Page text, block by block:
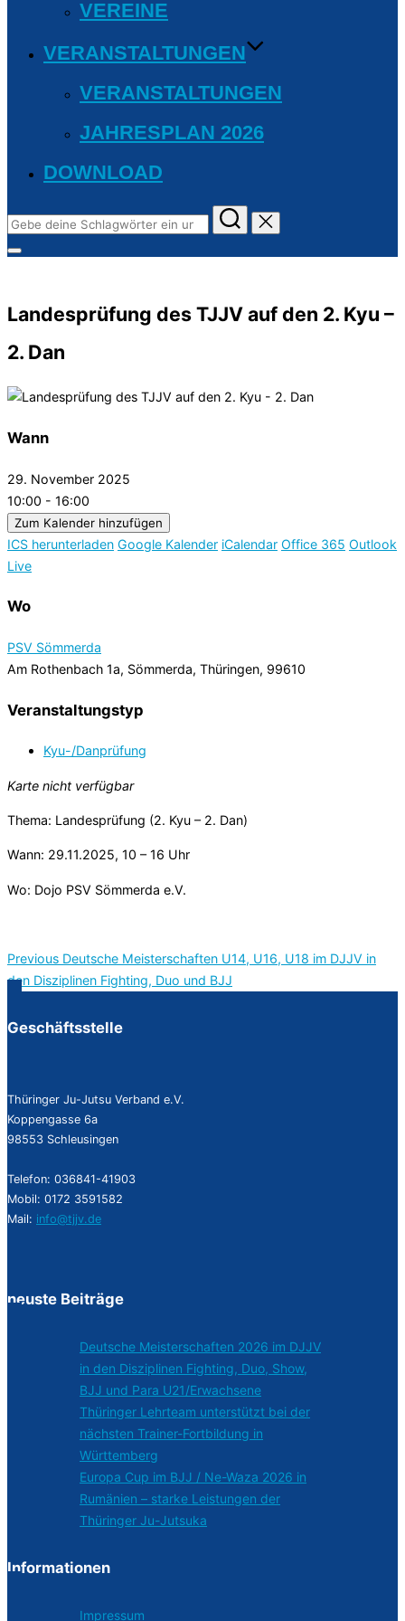
VEREINE
VERANSTALTUNGEN
VERANSTALTUNGEN
JAHRESPLAN 2026
DOWNLOAD
Suchen
nach:
Seitenleiste
Landesprüfung des TJJV auf den 2. Kyu –
2. Dan
Wann
29. November 2025
10:00 - 16:00
Zum Kalender hinzufügen
ICS herunterladen Google Kalender iCalendar Office 365 Outlook
Live
Wo
PSV Sömmerda
Am Rothenbach 1a, Sömmerda, Thüringen, 99610
Veranstaltungstyp
Kyu-/Danprüfung
Karte nicht verfügbar
Thema: Landesprüfung (2. Kyu – 2. Dan)
Wann: 29.11.2025, 10 – 16 Uhr
Wo: Dojo PSV Sömmerda e.V.
Beitragsnavigation
Previous
Previous Deutsche Meisterschaften U14, U16, U18 im DJJV in
den Disziplinen Fighting, Duo und BJJ
Geschäftsstelle
Thüringer Ju-Jutsu Verband e.V.
Koppengasse 6a
98553 Schleusingen
Telefon: 036841-41903
Mobil: 0172 3591582
Mail: info@tjjv.de
neuste Beiträge
Deutsche Meisterschaften 2026 im DJJV
in den Disziplinen Fighting, Duo, Show,
BJJ und Para U21/Erwachsene
Thüringer Lehrteam unterstützt bei der
nächsten Trainer-Fortbildung in
Württemberg
Europa Cup im BJJ / Ne-Waza 2026 in
Rumänien – starke Leistungen der
Thüringer Ju-Jutsuka
Informationen
Impressum